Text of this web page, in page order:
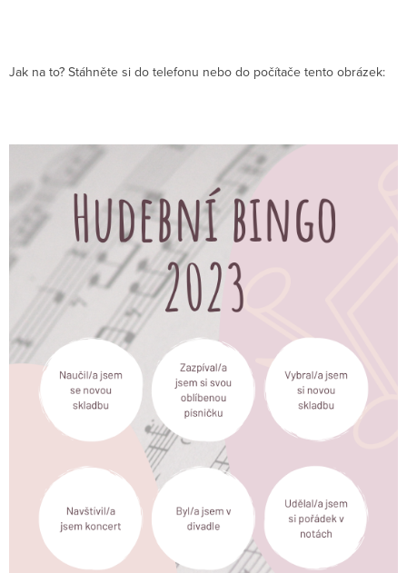
Jak na to? Stáhněte si do telefonu nebo do počítače tento obrázek: